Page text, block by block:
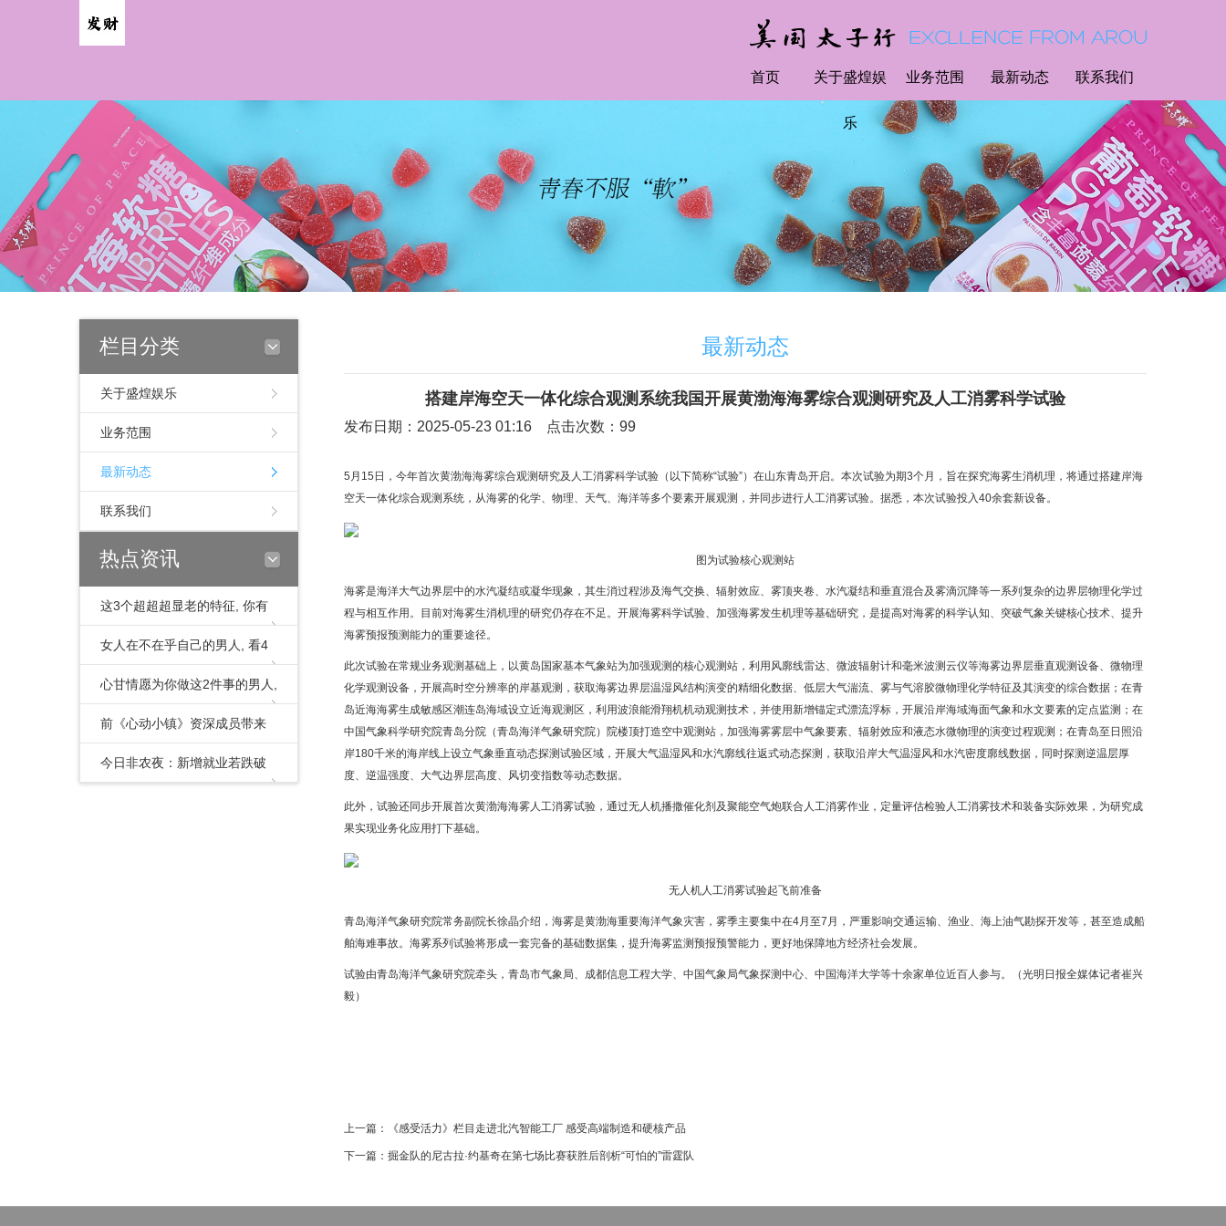
首页 关于盛煌娱
乐
业务范围 最新动态 联系我们
栏目分类
关于盛煌娱乐
业务范围
最新动态
联系我们
热点资讯
这3个超超超显老的特征, 你有
了吗?
女人在不在乎自己的男人, 看4
个细节就知道, 很准
心甘情愿为你做这2件事的男人,
是真心待你, 用情至深
前《心动小镇》资深成员带来
了他的创业首秀：《轨道星
今日非农夜：新增就业若跌破
最新动态
搭建岸海空天一体化综合观测系统我国开展黄渤海海雾综合观测研究及人工消雾科学试验
发布日期：2025-05-23 01:16 点击次数：99
5月15日，今年首次黄渤海海雾综合观测研究及人工消雾科学试验（以下简称“试验”）在山东青岛开启。本次试验为期3个月，旨在探究海雾生消机理，将通过搭建岸海
空天一体化综合观测系统，从海雾的化学、物理、天气、海洋等多个要素开展观测，并同步进行人工消雾试验。据悉，本次试验投入40余套新设备。
图为试验核心观测站
海雾是海洋大气边界层中的水汽凝结或凝华现象，其生消过程涉及海气交换、辐射效应、雾顶夹卷、水汽凝结和垂直混合及雾滴沉降等一系列复杂的边界层物理化学过
程与相互作用。目前对海雾生消机理的研究仍存在不足。开展海雾科学试验、加强海雾发生机理等基础研究，是提高对海雾的科学认知、突破气象关键核心技术、提升
海雾预报预测能力的重要途径。
此次试验在常规业务观测基础上，以黄岛国家基本气象站为加强观测的核心观测站，利用风廓线雷达、微波辐射计和毫米波测云仪等海雾边界层垂直观测设备、微物理
化学观测设备，开展高时空分辨率的岸基观测，获取海雾边界层温湿风结构演变的精细化数据、低层大气湍流、雾与气溶胶微物理化学特征及其演变的综合数据；在青
岛近海海雾生成敏感区潮连岛海域设立近海观测区，利用波浪能滑翔机机动观测技术，并使用新增锚定式漂流浮标，开展沿岸海域海面气象和水文要素的定点监测；在
中国气象科学研究院青岛分院（青岛海洋气象研究院）院楼顶打造空中观测站，加强海雾雾层中气象要素、辐射效应和液态水微物理的演变过程观测；在青岛至日照沿
岸180千米的海岸线上设立气象垂直动态探测试验区域，开展大气温湿风和水汽廓线往返式动态探测，获取沿岸大气温湿风和水汽密度廓线数据，同时探测逆温层厚
度、逆温强度、大气边界层高度、风切变指数等动态数据。
此外，试验还同步开展首次黄渤海海雾人工消雾试验，通过无人机播撒催化剂及聚能空气炮联合人工消雾作业，定量评估检验人工消雾技术和装备实际效果，为研究成
果实现业务化应用打下基础。
无人机人工消雾试验起飞前准备
青岛海洋气象研究院常务副院长徐晶介绍，海雾是黄渤海重要海洋气象灾害，雾季主要集中在4月至7月，严重影响交通运输、渔业、海上油气勘探开发等，甚至造成船
舶海难事故。海雾系列试验将形成一套完备的基础数据集，提升海雾监测预报预警能力，更好地保障地方经济社会发展。
试验由青岛海洋气象研究院牵头，青岛市气象局、成都信息工程大学、中国气象局气象探测中心、中国海洋大学等十余家单位近百人参与。（光明日报全媒体记者崔兴
毅）
上一篇： 《感受活力》栏目走进北汽智能工厂 感受高端制造和硬核产品
下一篇： 掘金队的尼古拉·约基奇在第七场比赛获胜后剖析“可怕的”雷霆队